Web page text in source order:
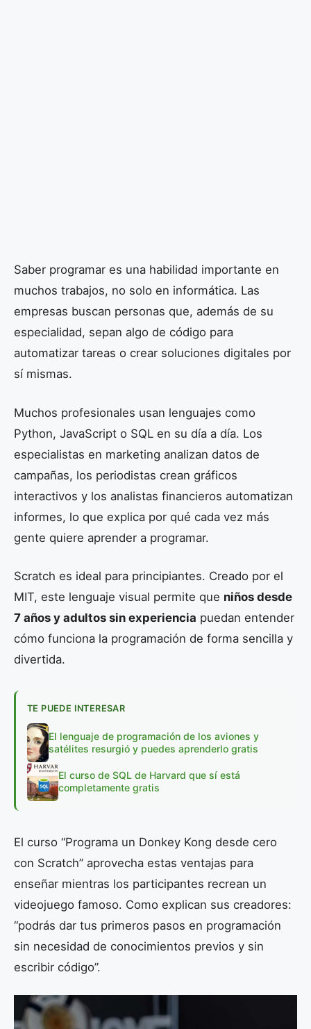
Saber programar es una habilidad importante en
muchos trabajos, no solo en informática. Las
empresas buscan personas que, además de su
especialidad, sepan algo de código para
automatizar tareas o crear soluciones digitales por
sí mismas.
Muchos profesionales usan lenguajes como
Python, JavaScript o SQL en su día a día. Los
especialistas en marketing analizan datos de
campañas, los periodistas crean gráficos
interactivos y los analistas financieros automatizan
informes, lo que explica por qué cada vez más
gente quiere aprender a programar.
Scratch es ideal para principiantes. Creado por el
MIT, este lenguaje visual permite que niños desde
7 años y adultos sin experiencia puedan entender
cómo funciona la programación de forma sencilla y
divertida.
TE PUEDE INTERESAR
El lenguaje de programación de los aviones y
satélites resurgió y puedes aprenderlo gratis
El curso de SQL de Harvard que sí está
completamente gratis
El curso “Programa un Donkey Kong desde cero
con Scratch” aprovecha estas ventajas para
enseñar mientras los participantes recrean un
videojuego famoso. Como explican sus creadores:
“podrás dar tus primeros pasos en programación
sin necesidad de conocimientos previos y sin
escribir código”.